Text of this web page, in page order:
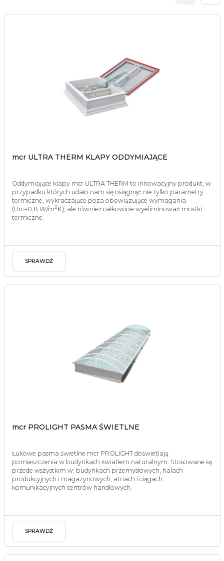
mcr ULTRA THERM KLAPY ODDYMIAJĄCE
Oddymiające klapy mcr ULTRA THERM to innowacyjny produkt, w
przypadku których udało nam się osiągnąć nie tylko parametry
termiczne, wykraczające poza obowiązujące wymagania
(Urc=0,8 W/m2K), ale również całkowicie wyeliminować mostki
termiczne.
SPRAWDŹ
mcr PROLIGHT PASMA ŚWIETLNE
Łukowe pasma świetlne mcr PROLIGHT doświetlają
pomieszczenia w budynkach światłem naturalnym. Stosowane są
przede wszystkim w: budynkach przemysłowych, halach
produkcyjnych i magazynowych, atriach i ciągach
komunikacyjnych centrów handlowych.
SPRAWDŹ